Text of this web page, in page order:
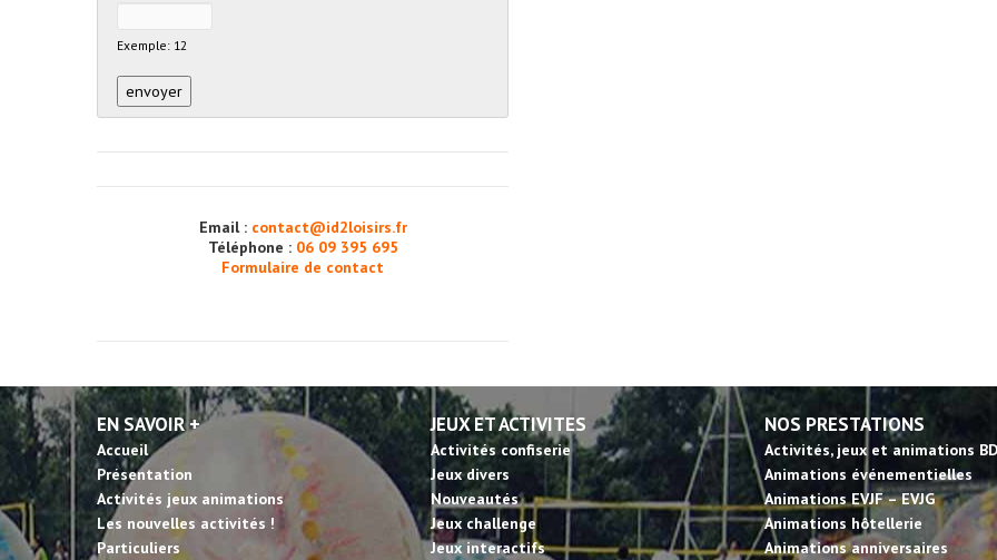
Exemple: 12
Email : contact@id2loisirs.fr
Téléphone : 06 09 395 695
Formulaire de contact
EN SAVOIR +
Accueil
Présentation
Activités jeux animations
Les nouvelles activités !
Particuliers
JEUX ET ACTIVITES
Activités confiserie
Jeux divers
Nouveautés
Jeux challenge
Jeux interactifs
NOS PRESTATIONS
Activités, jeux et animations
Animations événementielles
Animations EVJF – EVJG
Animations hôtellerie
Animations anniversaires